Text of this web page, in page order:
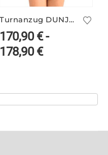
Turnanzug DUNJA/1 langarm
170,90€-
178,90€